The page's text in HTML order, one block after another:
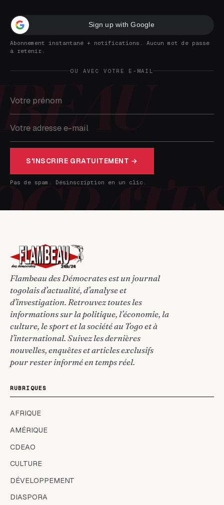
Sign up with Google
Abonnement instantané + notifications. Aucun mot de passe
à retenir.
OU AVEC VOTRE E-MAIL
S'INSCRIRE GRATUITEMENT →
Pas de spam. Désinscription en un clic.
Flambeau des Démocrates est un journal
togolais d’actualité, d’analyse et
d’investigation. Retrouvez toutes les
informations sur la politique, l’économie, la
culture, le sport et la société au Togo et à
l’international. Suivez les dernières
nouvelles, enquêtes et articles exclusifs
pour rester informé en temps réel.
RUBRIQUES
AFRIQUE
AMÉRIQUE
CDEAO
CULTURE
DÉVELOPPEMENT
DIASPORA